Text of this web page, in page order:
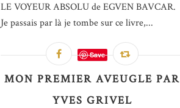
LE VOYEUR ABSOLU de EGVEN BAVCAR.
Je passais par là je tombe sur ce livre,...
Save
MON PREMIER AVEUGLE PAR
YVES GRIVEL